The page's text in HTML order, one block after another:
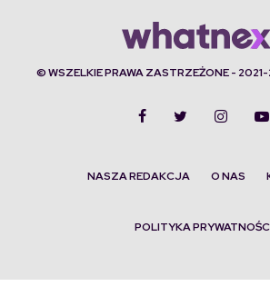
© WSZELKIE PRAWA ZASTRZEŻONE -
NASZA REDAKCJA O NAS
POLITYKA